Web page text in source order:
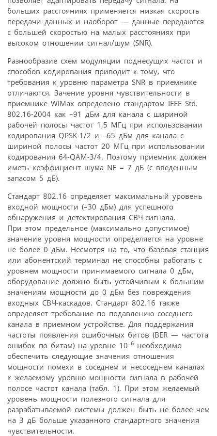
больших расстояниях применяется низкая скорость
передачи данных и наоборот — данные передаются
с большей скоростью на малых расстояниях при
высоком отношении сигнал/шум (SNR).
Разнообразие схем модуляции поднесущих частот и
способов кодирования приводит к тому, что
требования к уровню параметра SNR в приемнике
отличаются. Зачение уровня чувствительности в
приемнике WiMax определено стандартом IEEE Std.
802.16-2004 как –91 дБм для канала с шириной
рабочей полосы частот 1,5 МГц при использовании
кодирования QPSK-1/2 и –65 дБм для канала с
шириной полосы частот 20 МГц при использовании
кодирования 64-QAM-3/4. Поэтому приемник должен
иметь коэффициент шума NF = 7 дБ (с введенным
запасом 5 дБ).
Стандарт 802.16 определяет максимальный уровень
входной мощности (–30 дБм) для успешного
обнаружения и детектирования СВЧ-сигнала.
При этом предельное (максимально допустимое)
значение уровня мощности определяется на уровне
не более 0 дБм. Несмотря на то, что базовая станция
или абонентский терминал не способны работать с
уровнем мощности принимаемого сигнала 0 дБм,
оборудование должно быть устойчивым к большим
значениям мощности до 0 дБм без повреждения
входных СВЧ-каскадов. Стандарт 802.16 также
определяет требование по подавлению соседнего
канала в приемном устройстве. Для поддержания
частоты появления ошибочных битов (BER — частота
ошибок по битам) на уровне 10–6 необходимо
обеспечить следующие значения отношения
мощности помехи в соседнем и несоседнем каналах
к желаемому уровню мощности сигнала в рабочей
полосе частот канала (табл. 1). При этом желаемый
уровень мощности полезного сигнала для
разрабатываемой системы должен быть не более чем
на 3 дБ больше указанного стандартного значения
чувствительности.